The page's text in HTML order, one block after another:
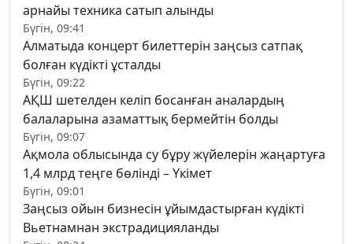
арнайы техника сатып алынды
Бүгін, 09:41
Алматыда концерт билеттерін заңсыз сатпақ
болған күдікті ұсталды
Бүгін, 09:22
АҚШ шетелден келіп босанған аналардың
балаларына азаматтық бермейтін болды
Бүгін, 09:07
Ақмола облысында су бұру жүйелерін жаңартуға
1,4 млрд теңге бөлінді – Үкімет
Бүгін, 09:01
Заңсыз ойын бизнесін ұйымдастырған күдікті
Вьетнамнан экстрадицияланды